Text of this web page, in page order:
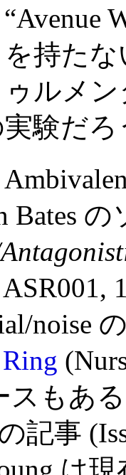
持たな
ルメ
験だろ
Bates の
noise
スもあ
記事
は